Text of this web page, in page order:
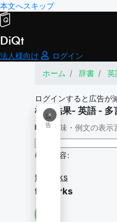
本文へスキップ
DiQt
法人様向け
ログイン
ホーム
辞書 英
ログインすると広告が
×
広
告
検索結果- 英語 - 多
意味・例文の表示
検索内容:
futharks
futharks